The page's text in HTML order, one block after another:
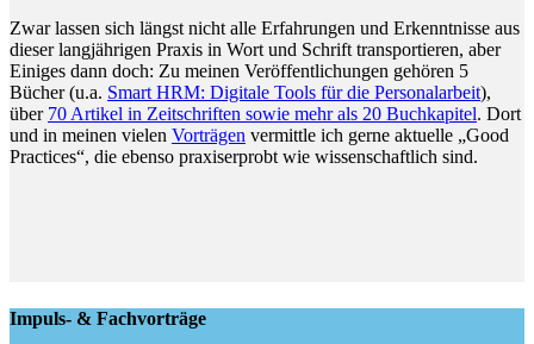
Zwar lassen sich längst nicht alle Erfahrungen und Erkenntnisse aus
dieser langjährigen Praxis in Wort und Schrift transportieren, aber
Einiges dann doch: Zu meinen Veröffentlichungen gehören 5
Bücher (u.a. Smart HRM: Digitale Tools für die Personalarbeit),
über 70 Artikel in Zeitschriften sowie mehr als 20 Buchkapitel. Dort
und in meinen vielen Vorträgen vermittle ich gerne aktuelle „Good
Practices“, die ebenso praxiserprobt wie wissenschaftlich sind.
Impuls- & Fachvorträge